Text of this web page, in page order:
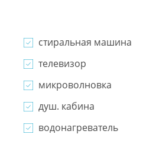
стиральная машина
телевизор
микроволновка
душ. кабина
водонагреватель